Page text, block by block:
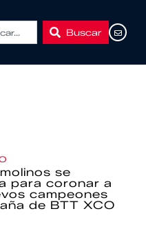
Buscar
se
para coronar a
campeones
de BTT XCO